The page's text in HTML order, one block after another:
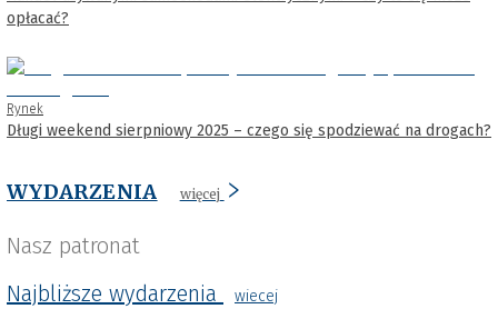
opłacać?
Rynek
Długi weekend sierpniowy 2025 – czego się spodziewać na drogach?
WYDARZENIA więcej
Nasz patronat
Najbliższe wydarzenia
wiecej